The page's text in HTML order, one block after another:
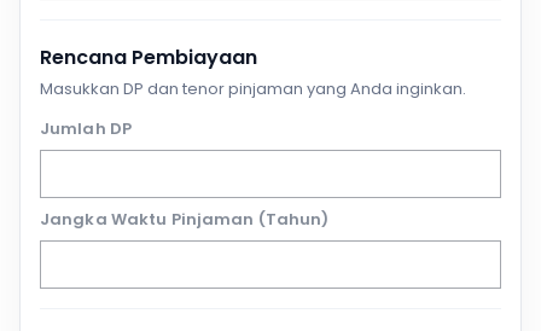
Rencana Pembiayaan
Masukkan DP dan tenor pinjaman yang Anda inginkan.
Jumlah DP
Jangka Waktu Pinjaman (Tahun)